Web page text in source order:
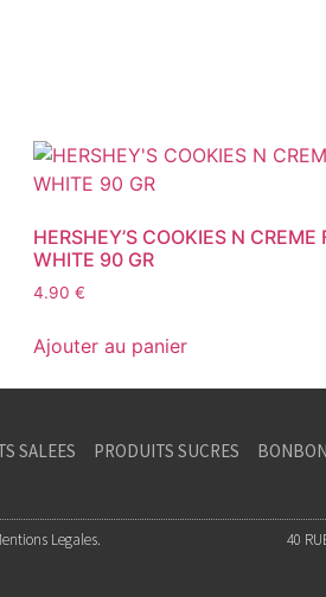
HERSHEY’S COOKIES N CREME
WHITE 90 GR
4.90 €
Ajouter au panier
SALEES PRODUITS SUCRES
Legales. 40